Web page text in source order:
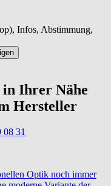
Infos, Abstimmung,
Ihrer Nähe
Hersteller
Optik noch immer